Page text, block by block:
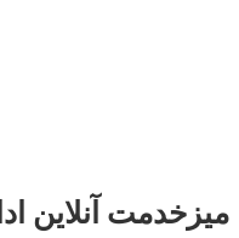
میزخدمت آنلاین